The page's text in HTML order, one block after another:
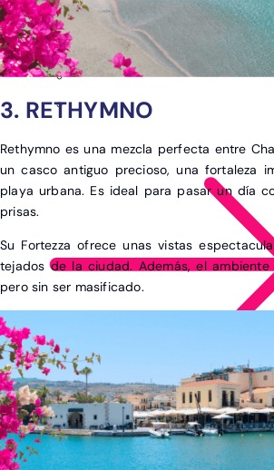
Ver post de Asia
CINEMATOGRÁFICO
3. RETHYMNO
Rethymno es una mezcla perfecta entre
un casco antiguo precioso, una fortaleza
playa urbana. Es ideal para pasar un día
prisas.
Su Fortezza ofrece unas vistas
tejados de la ciudad. Además, el
pero sin ser masificado.